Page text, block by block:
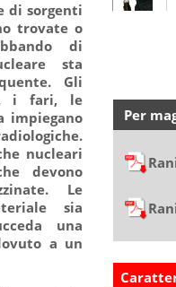
di sorgenti
trovate o
di
sta
Gli
i fari, le
impiegano
nucleari
devono
Le
sia
una
a un
Per